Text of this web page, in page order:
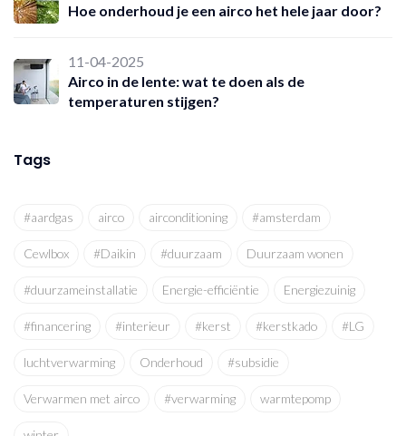
Hoe onderhoud je een airco het hele jaar door?
11-04-2025
Airco in de lente: wat te doen als de
temperaturen stijgen?
Tags
#aardgas airco airconditioning #amsterdam
Cewlbox #Daikin #duurzaam Duurzaam wonen
#duurzameinstallatie Energie-efficiëntie Energiezuinig
#financering #interieur #kerst #kerstkado #LG
luchtverwarming Onderhoud #subsidie
Verwarmen met airco #verwarming warmtepomp